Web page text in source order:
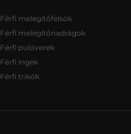
Férfi melegítőfelsők
Férfi melegítőnadrágok
Férfi pulóverek
Férfi ingek
Férfi trikók